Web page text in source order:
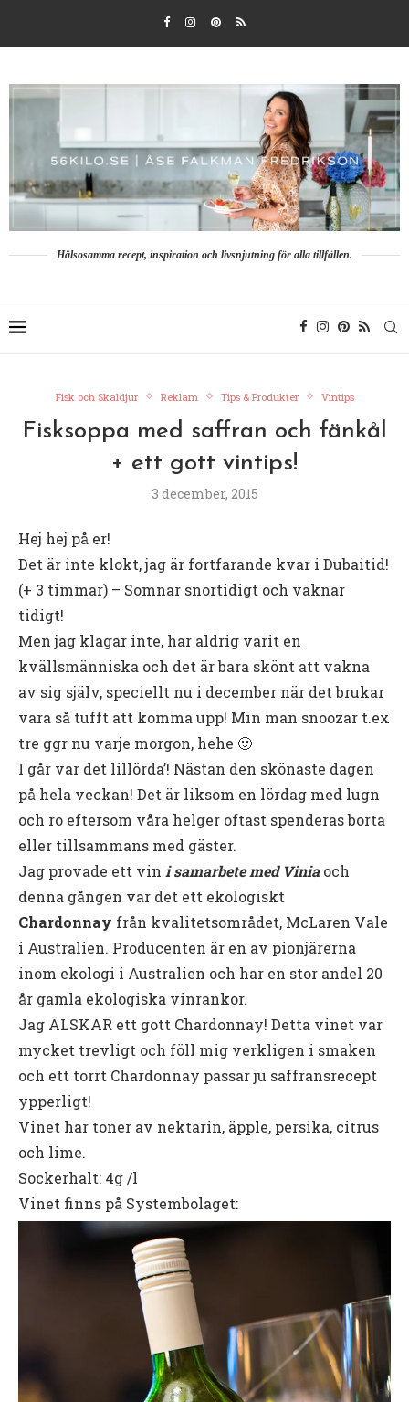
Hälsosamma recept, inspiration och livsnjutning för alla tillfällen.
Fisk och Skaldjur Reklam Tips & Produkter Vintips
Fisksoppa med saffran och fänkål
+ ett gott vintips!
3 december, 2015
Hej hej på er!
Det är inte klokt, jag är fortfarande kvar i Dubaitid!
(+ 3 timmar) – Somnar snortidigt och vaknar
tidigt!
Men jag klagar inte, har aldrig varit en
kvällsmänniska och det är bara skönt att vakna
av sig själv, speciellt nu i december när det brukar
vara så tufft att komma upp! Min man snoozar t.ex
tre ggr nu varje morgon, hehe 🙂
I går var det lillörda’! Nästan den skönaste dagen
på hela veckan! Det är liksom en lördag med lugn
och ro eftersom våra helger oftast spenderas borta
eller tillsammans med gäster.
Jag provade ett vin i samarbete med Viniaoch
denna gången var det ett ekologiskt
Chardonnay från kvalitetsområdet, McLaren Vale
i Australien. Producenten är en av pionjärerna
inom ekologi i Australien och har en stor andel 20
år gamla ekologiska vinrankor.
Jag ÄLSKAR ett gott Chardonnay! Detta vinet var
mycket trevligt och föll mig verkligen i smaken
och ett torrt Chardonnay passar ju saffransrecept
ypperligt!
Vinet har toner av nektarin, äpple, persika, citrus
och lime.
Sockerhalt: 4g /l
Vinet finns på Systembolaget: